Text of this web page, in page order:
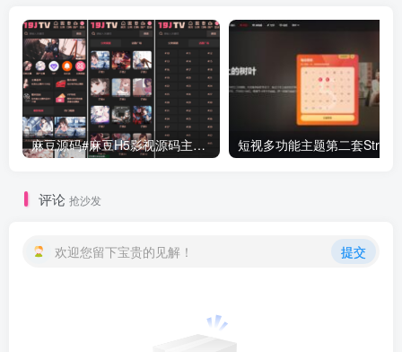
麻豆源码#麻豆H5影视源码主题模版下载 苹果CMS V10版
评论 抢沙发
欢迎您留下宝贵的见解！ 提交